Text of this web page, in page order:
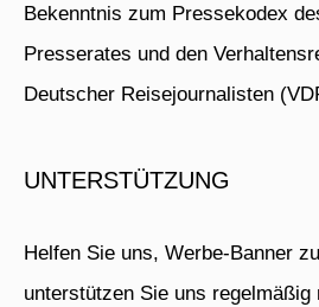
Bekenntnis zum Pressekodex
Presserates und den
Deutscher Reisejournalisten
UNTERSTÜTZUNG
Helfen Sie uns, Werbe-Banner
unterstützen Sie uns regelmäßig